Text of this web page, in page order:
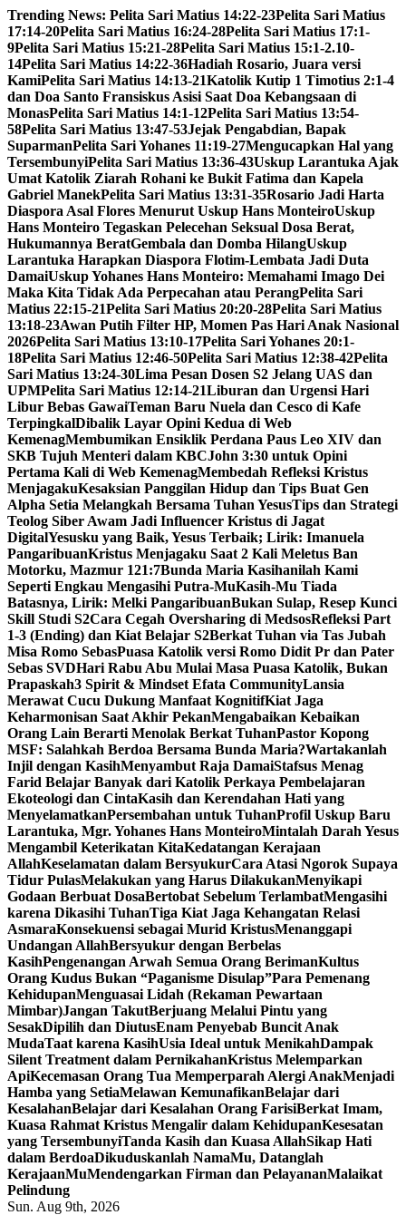
Skip
to
content
Trending News: Pelita Sari Matius 14:22-23Pelita Sari Matius
17:14-20Pelita Sari Matius 16:24-28Pelita Sari Matius 17:1-
9Pelita Sari Matius 15:21-28Pelita Sari Matius 15:1-2.10-
14Pelita Sari Matius 14:22-36Hadiah Rosario, Juara versi
KamiPelita Sari Matius 14:13-21Katolik Kutip 1 Timotius 2:1-4
dan Doa Santo Fransiskus Asisi Saat Doa Kebangsaan di
MonasPelita Sari Matius 14:1-12Pelita Sari Matius 13:54-
58Pelita Sari Matius 13:47-53Jejak Pengabdian, Bapak
SuparmanPelita Sari Yohanes 11:19-27Mengucapkan Hal yang
TersembunyiPelita Sari Matius 13:36-43Uskup Larantuka Ajak
Umat Katolik Ziarah Rohani ke Bukit Fatima dan Kapela
Gabriel ManekPelita Sari Matius 13:31-35Rosario Jadi Harta
Diaspora Asal Flores Menurut Uskup Hans MonteiroUskup
Hans Monteiro Tegaskan Pelecehan Seksual Dosa Berat,
Hukumannya BeratGembala dan Domba HilangUskup
Larantuka Harapkan Diaspora Flotim-Lembata Jadi Duta
DamaiUskup Yohanes Hans Monteiro: Memahami Imago Dei
Maka Kita Tidak Ada Perpecahan atau PerangPelita Sari
Matius 22:15-21Pelita Sari Matius 20:20-28Pelita Sari Matius
13:18-23Awan Putih Filter HP, Momen Pas Hari Anak Nasional
2026Pelita Sari Matius 13:10-17Pelita Sari Yohanes 20:1-
18Pelita Sari Matius 12:46-50Pelita Sari Matius 12:38-42Pelita
Sari Matius 13:24-30Lima Pesan Dosen S2 Jelang UAS dan
UPMPelita Sari Matius 12:14-21Liburan dan Urgensi Hari
Libur Bebas GawaiTeman Baru Nuela dan Cesco di Kafe
TerpingkalDibalik Layar Opini Kedua di Web
KemenagMembumikan Ensiklik Perdana Paus Leo XIV dan
SKB Tujuh Menteri dalam KBCJohn 3:30 untuk Opini
Pertama Kali di Web KemenagMembedah Refleksi Kristus
MenjagakuKesaksian Panggilan Hidup dan Tips Buat Gen
Alpha Setia Melangkah Bersama Tuhan YesusTips dan Strategi
Teolog Siber Awam Jadi Influencer Kristus di Jagat
DigitalYesusku yang Baik, Yesus Terbaik; Lirik: Imanuela
PangaribuanKristus Menjagaku Saat 2 Kali Meletus Ban
Motorku, Mazmur 121:7Bunda Maria Kasihanilah Kami
Seperti Engkau Mengasihi Putra-MuKasih-Mu Tiada
Batasnya, Lirik: Melki PangaribuanBukan Sulap, Resep Kunci
Skill Studi S2Cara Cegah Oversharing di MedsosRefleksi Part
1-3 (Ending) dan Kiat Belajar S2Berkat Tuhan via Tas Jubah
Misa Romo SebasPuasa Katolik versi Romo Didit Pr dan Pater
Sebas SVDHari Rabu Abu Mulai Masa Puasa Katolik, Bukan
Prapaskah3 Spirit & Mindset Efata CommunityLansia
Merawat Cucu Dukung Manfaat KognitifKiat Jaga
Keharmonisan Saat Akhir PekanMengabaikan Kebaikan
Orang Lain Berarti Menolak Berkat TuhanPastor Kopong
MSF: Salahkah Berdoa Bersama Bunda Maria?Wartakanlah
Injil dengan KasihMenyambut Raja DamaiStafsus Menag
Farid Belajar Banyak dari Katolik Perkaya Pembelajaran
Ekoteologi dan CintaKasih dan Kerendahan Hati yang
MenyelamatkanPersembahan untuk TuhanProfil Uskup Baru
Larantuka, Mgr. Yohanes Hans MonteiroMintalah Darah Yesus
Mengambil Keterikatan KitaKedatangan Kerajaan
AllahKeselamatan dalam BersyukurCara Atasi Ngorok Supaya
Tidur PulasMelakukan yang Harus DilakukanMenyikapi
Godaan Berbuat DosaBertobat Sebelum TerlambatMengasihi
karena Dikasihi TuhanTiga Kiat Jaga Kehangatan Relasi
AsmaraKonsekuensi sebagai Murid KristusMenanggapi
Undangan AllahBersyukur dengan Berbelas
KasihPengenangan Arwah Semua Orang BerimanKultus
Orang Kudus Bukan “Paganisme Disulap”Para Pemenang
KehidupanMenguasai Lidah (Rekaman Pewartaan
Mimbar)Jangan TakutBerjuang Melalui Pintu yang
SesakDipilih dan DiutusEnam Penyebab Buncit Anak
MudaTaat karena KasihUsia Ideal untuk MenikahDampak
Silent Treatment dalam PernikahanKristus Melemparkan
ApiKecemasan Orang Tua Memperparah Alergi AnakMenjadi
Hamba yang SetiaMelawan KemunafikanBelajar dari
KesalahanBelajar dari Kesalahan Orang FarisiBerkat Imam,
Kuasa Rahmat Kristus Mengalir dalam KehidupanKesesatan
yang TersembunyiTanda Kasih dan Kuasa AllahSikap Hati
dalam BerdoaDikuduskanlah NamaMu, Datanglah
KerajaanMuMendengarkan Firman dan PelayananMalaikat
Pelindung
Sun. Aug 9th, 2026